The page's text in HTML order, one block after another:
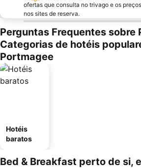
ofertas que consulta no trivago e os
nos sites de reserva.
Perguntas Frequentes sobre
Categorias de hotéis
Portmagee
Hotéis
baratos
Bed & Breakfast perto de si,